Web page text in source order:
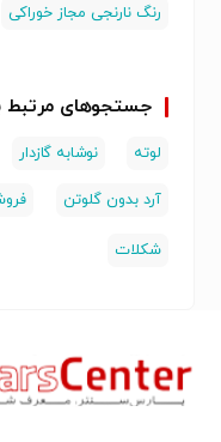
رنگ نارنجی مجاز خوراکی
جستجوهای مرتبط
لوته نوشابه گازدار
آرد بدون گلوتن
شکلات